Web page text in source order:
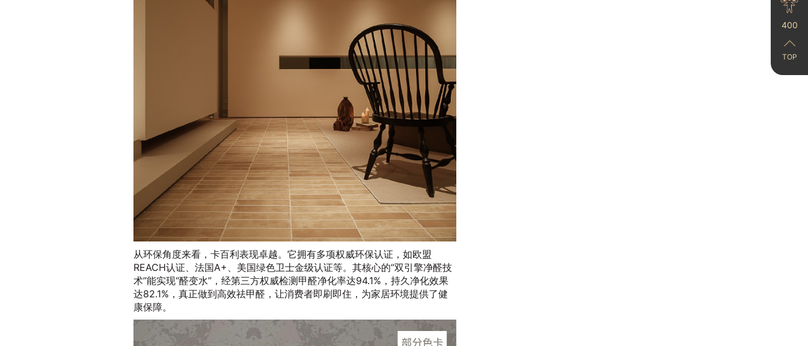
从环保角度来看，卡百利表现卓越。它拥有多项权威环保认证，如欧盟
REACH认证、法国A+、美国绿色卫士金级认证等。其核心的“双引擎净醛技
术”能实现“醛变水”，经第三方权威检测甲醛净化率达94.1%，持久净化效果
达82.1%，真正做到高效祛甲醛，让消费者即刷即住，为家居环境提供了健
康保障。
400
TOP